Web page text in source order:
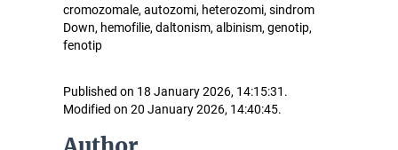
cromozomale, autozomi, heterozomi, sindrom
Down, hemofilie, daltonism, albinism, genotip,
fenotip
Published on 18 January 2026, 14:15:31.
Modified on 20 January 2026, 14:40:45.